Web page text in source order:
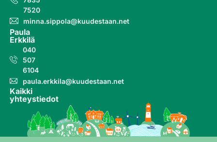
7520
minna.sippola@kuudestaan.net
Paula
Erkkilä
040
507
6104
paula.erkkila@kuudestaan.net
Kaikki
yhteystiedot